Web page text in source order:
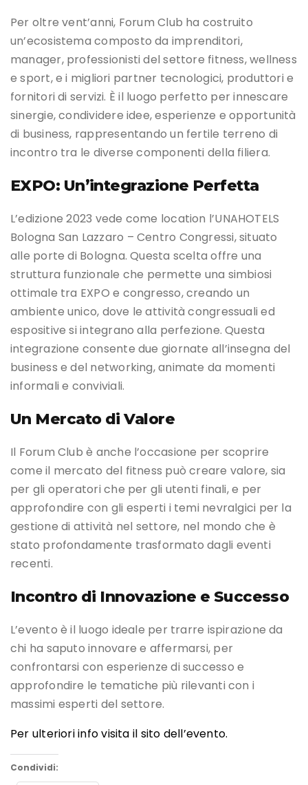
Per oltre vent’anni, Forum Club ha costruito
un’ecosistema composto da imprenditori,
manager, professionisti del settore fitness, wellness
e sport, e i migliori partner tecnologici, produttori e
fornitori di servizi. È il luogo perfetto per innescare
sinergie, condividere idee, esperienze e opportunità
di business, rappresentando un fertile terreno di
incontro tra le diverse componenti della filiera.
EXPO: Un’integrazione Perfetta
L’edizione 2023 vede come location l’UNAHOTELS
Bologna San Lazzaro – Centro Congressi, situato
alle porte di Bologna. Questa scelta offre una
struttura funzionale che permette una simbiosi
ottimale tra EXPO e congresso, creando un
ambiente unico, dove le attività congressuali ed
espositive si integrano alla perfezione. Questa
integrazione consente due giornate all’insegna del
business e del networking, animate da momenti
informali e conviviali.
Un Mercato di Valore
Il Forum Club è anche l’occasione per scoprire
come il mercato del fitness può creare valore, sia
per gli operatori che per gli utenti finali, e per
approfondire con gli esperti i temi nevralgici per la
gestione di attività nel settore, nel mondo che è
stato profondamente trasformato dagli eventi
recenti.
Incontro di Innovazione e Successo
L’evento è il luogo ideale per trarre ispirazione da
chi ha saputo innovare e affermarsi, per
confrontarsi con esperienze di successo e
approfondire le tematiche più rilevanti con i
massimi esperti del settore.
Per ulteriori info visita il sito dell’evento.
Condividi: